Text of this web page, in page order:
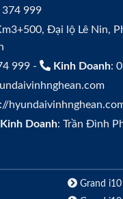
999
Đại lộ Lê Nin,
999 - Kinh Doanh:
Doanh: Trần Đình
Grand i10